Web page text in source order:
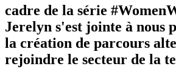
cadre de la série
Jerelyn s'est jointe à nous
la création de parcours
rejoindre le secteur de la